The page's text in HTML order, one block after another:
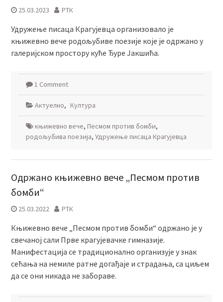
25.03.2023 РТК
Удружење писаца Крагујевца организовало је
књижевно вече родољубиве поезије које је одржано у
галеријском простору куће Ђуре Јакшића.
1 Comment
Актуелно, Култура
књижевно вече, Песмом против бомби,
родољубива поезија, Удружење писаца Крагујевца
Одржано књижевно вече „Песмом против
бомби“
25.03.2022 РТК
Књижевно вече „Песмом против бомби“ одржано је у
свечаној сали Прве крагујевачке гимназије.
Манифестација се традиционално организује у знак
сећања на немиле ратне догађаје и страдања, са циљем
да се они никада не забораве.